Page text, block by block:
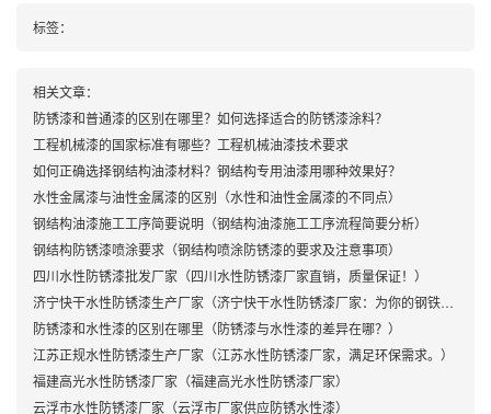
标签：
相关文章：
防锈漆和普通漆的区别在哪里？如何选择适合的防锈漆涂料？
工程机械漆的国家标准有哪些？工程机械油漆技术要求
如何正确选择钢结构油漆材料？钢结构专用油漆用哪种效果好？
水性金属漆与油性金属漆的区别（水性和油性金属漆的不同点）
钢结构油漆施工工序简要说明（钢结构油漆施工工序流程简要分析）
钢结构防锈漆喷涂要求（钢结构喷涂防锈漆的要求及注意事项）
四川水性防锈漆批发厂家（四川水性防锈漆厂家直销，质量保证！）
济宁快干水性防锈漆生产厂家（济宁快干水性防锈漆厂家：为你的钢铁保驾护航）
防锈漆和水性漆的区别在哪里（防锈漆与水性漆的差异在哪？）
江苏正规水性防锈漆生产厂家（江苏水性防锈漆厂家，满足环保需求。）
福建高光水性防锈漆厂家（福建高光水性防锈漆厂家）
云浮市水性防锈漆厂家（云浮市厂家供应防锈水性漆）